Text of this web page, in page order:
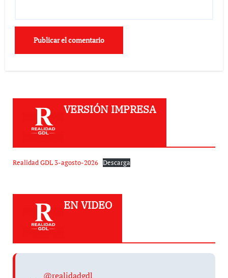
VERSIÓN IMPRESA
Realidad GDL 3-agosto-2026 Descarga
EN VIDEO
@realidadgdl